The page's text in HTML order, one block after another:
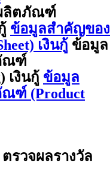
ลิตภัณฑ์
ข้อมูลสำคัญของ
เงินกู้ ข้อมูล
ณฑ์
เงินกู้ ข้อมูล
ณฑ์ (Product
รวจผลรางวัล